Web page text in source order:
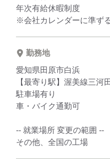
年次有給休暇制度
※会社カレンダーに準ず
勤務地
愛知県田原市白浜
【最寄り駅】渥美線三河
駐車場有り
車・バイク通勤可
-- 就業場所 変更の範囲 --
その他、全国の工場